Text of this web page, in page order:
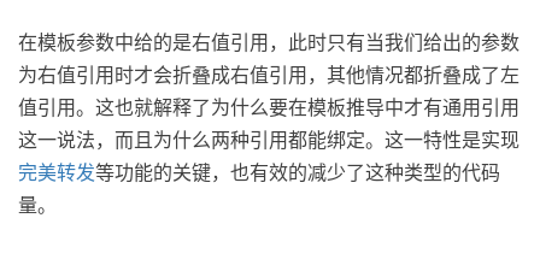
在模板参数中给的是右值引用，此时只有当我们给出的参数
为右值引用时才会折叠成右值引用，其他情况都折叠成了左
值引用。这也就解释了为什么要在模板推导中才有通用引用
这一说法，而且为什么两种引用都能绑定。这一特性是实现
完美转发等功能的关键，也有效的减少了这种类型的代码
量。